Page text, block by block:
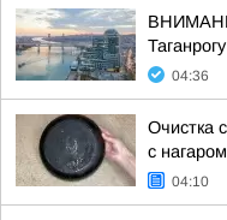
Таганрогу
04:36
Очистка
с нагаром
04:10